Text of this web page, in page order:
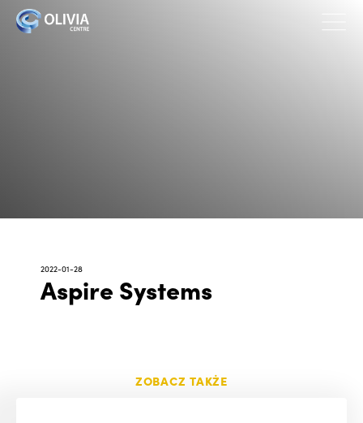
2022-01-28
Aspire Systems
ZOBACZ TAKŻE